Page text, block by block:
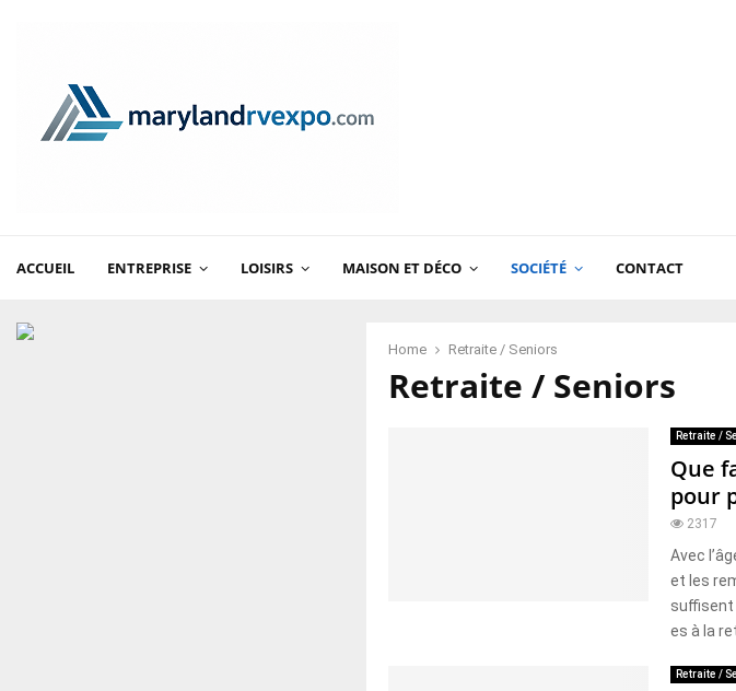
ACCUEIL ENTREPRISE LOISIRS MAISON ET DÉCO SOCIÉTÉ CONTACT
Home Retraite / Seniors
Retraite / Seniors
Retraite /
Que
pour
2317
Avec
et les
suffisent
es à la
Retraite /